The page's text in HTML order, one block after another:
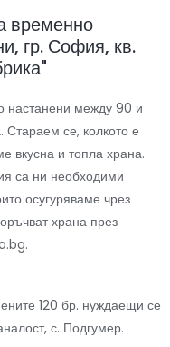
временно
гр. София, кв.
настанени между 90 и
се, колкото е
вкусна и топла храна.
са ни необходими
осугуряваме чрез
храна през
120 бр. нуждаещи се
с. Подгумер.